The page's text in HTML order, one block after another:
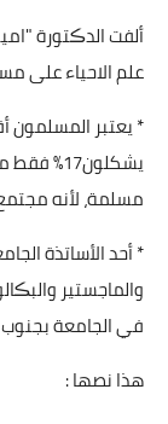
علم الاحياء على
* يعتبر
مسلمة، لأنه
* أحد الأساتذة
والماجستير
في الجامعة بجنوب
هذا نصها :